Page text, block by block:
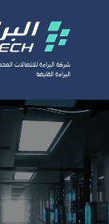
البراءة القابضة